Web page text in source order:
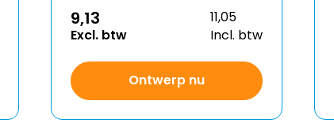
9,13
Excl. btw
11,05
Incl. btw
Ontwerp nu